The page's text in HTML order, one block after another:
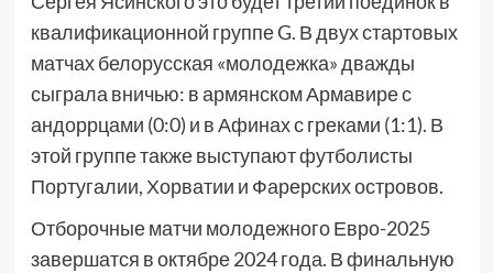
квалификационной группе G. В двух стартовых
матчах белорусская «молодежка» дважды
сыграла вничью: в армянском Армавире с
андоррцами (0:0) и в Афинах с греками (1:1). В
этой группе также выступают футболисты
Португалии, Хорватии и Фарерских островов.
Отборочные матчи молодежного Евро-2025
завершатся в октябре 2024 года. В финальную